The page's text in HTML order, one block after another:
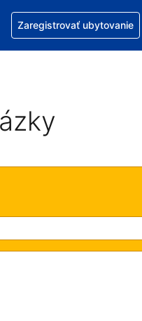
máte zvolenú
Momentálne máte
Získajte pomoc s
Zaregistrovať ubytovanie